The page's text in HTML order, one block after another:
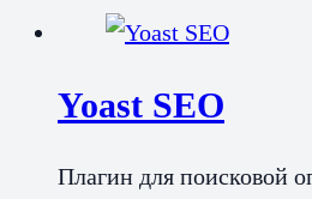
Yoast SEO
Плагин для поисковой